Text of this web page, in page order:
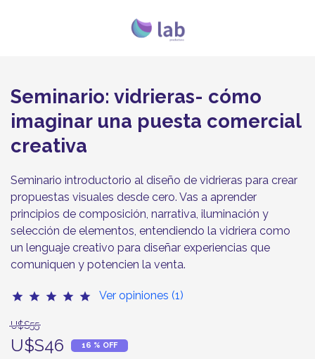
Seminario: vidrieras- cómo
imaginar una puesta comercial
creativa
Seminario introductorio al diseño de vidrieras para crear
propuestas visuales desde cero. Vas a aprender
principios de composición, narrativa, iluminación y
selección de elementos, entendiendo la vidriera como
un lenguaje creativo para diseñar experiencias que
comuniquen y potencien la venta.
star star star star star Ver opiniones (1)
U$S55
U$S46 16 % OFF